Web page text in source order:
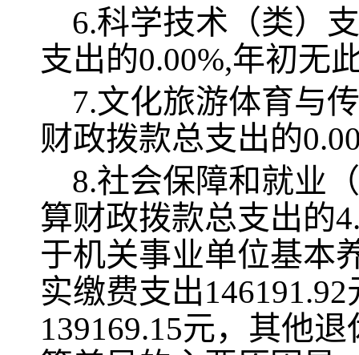
6.科学技术（类）
支出的0.00%,年初无
7.文化旅游体育与
财政拨款总支出的
8.社会保障和就业
算财政拨款总支出的
于机关事业单位基本
实缴费支出146191.92
139169.15元， 其他退